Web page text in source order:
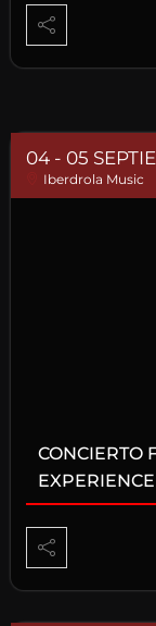
04 - 05
Iberdrola Music
CONCIERTO